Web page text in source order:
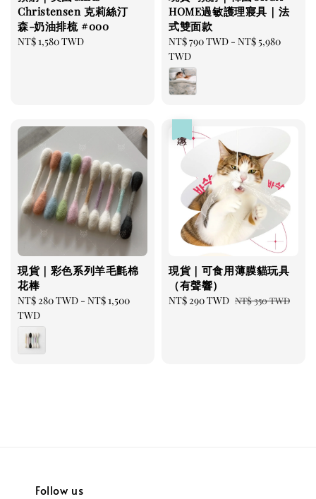
Christensen 克莉絲汀
森-奶油排梳 #000
Regular
NT$ 1,580 TWD
HOME過敏護理寢具｜法
式雙面款
Regular
price
NT$ 790 TWD - NT$ 5,980
TWD
現貨｜彩色系列羊毛氈棉
花棒
Regular
price
NT$ 280 TWD - NT$ 1,500
TWD
現貨｜可食用薄膜貓玩具
（有聲響）
Sale
NT$ 290 TWD Regular
NT$ 350 TWD
Follow us